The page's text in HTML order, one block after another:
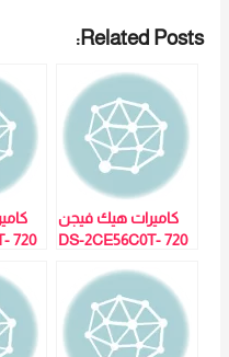
Related Posts:
كاميرات هيك فيجن
720 DS-2CE56C0T-
مي 01023629342